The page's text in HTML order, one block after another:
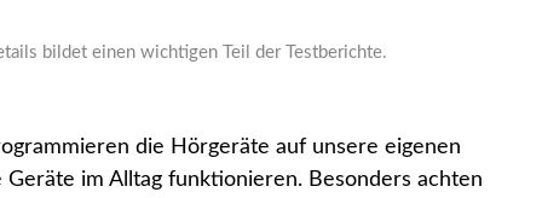
bildet einen wichtigen Teil der Testberichte.
die Hörgeräte auf unsere eigenen
im Alltag funktionieren. Besonders achten